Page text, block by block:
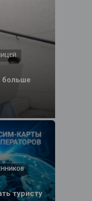
больше
туристу